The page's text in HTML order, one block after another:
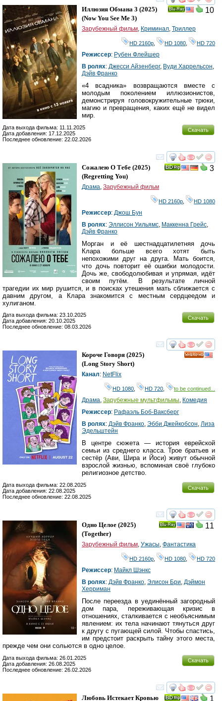
смотреть
10
Иллюзия Обмана 3 (2025)
(Now You See Me 3)
Зарубежный фильм Криминал Триллер
HD 2160р HD 1080 HD 720
Режиссер: Рубен Флейшер
В ролях: Джесси Айзенберг, Вуди Харрельсон
Дэйв Франко
«4 всадника» возвращаются вместе с
молодым поколением иллюзионистов,
демонстрируя головокружительные трюки,
магию и превращения, каких ещё не видел
мир.
Скачать
Дата выхода фильма: 11.11.2025
Дата добавления: 17.12.2025
Последнее обновление: 22.02.2026
смотреть
3
Сожалею О Тебе (2025)
(Regretting You)
Драма Зарубежный фильм
HD 2160р HD 1080
Режиссер: Джош Бун
В ролях: Эллисон Уильямс Маккенна Грейс
Дэйв Франко
Морган и её шестнадцатилетняя дочь
Клара больше всего хотят быть
непохожими друг на друга. Мать боится,
что дочь повторит её ошибки молодости.
Дочь же, свободолюбивая и упрямая, идёт
своим путём. В результате личной
трагедии их мир рушится, и в поисках утешения мать сближается с
давним другом, а Клара знакомится с местным сердцеедом и
хулиганом.
Скачать
Дата выхода фильма: 23.10.2025
Дата добавления: 20.10.2025
Последнее обновление: 08.03.2026
смотреть
Короче Говоря (2025)
(Long Story Short)
Канал: NetFlix
HD 1080 HD 720 to be continued...
Драма, Зарубежные мультфильмы, Комедия
Режиссер: Рафаэль Боб-Ваксберг
В ролях: Дэйв Франко, Эбби Джейкобсон, Лиза
Эдельштейн
В центре сюжета — история еврейской
семьи из среднего класса. Трое братьев и
сестёр (Ави, Шира и Йоси) живут обычной
взрослой жизнью, вспоминая своё глубоко
религиозное детство.
Скачать
Дата выхода фильма: 22.08.2025
Дата добавления: 22.08.2025
Последнее обновление: 22.08.2025
смотреть
11
Одно Целое (2025)
(Together)
Зарубежный фильм, Ужасы, Фантастика
HD 2160р HD 1080 HD 720
Режиссер: Майкл Шэнкс
В ролях: Дэйв Франко, Элисон Бри, Дэймон
Херриман
После переезда в уединённый загородный
дом пара, переживающая кризис в
отношениях, сталкивается с необъяснимым
явлением: их тела начинают тянуться друг
к другу с пугающей силой. Чтобы спастись,
им предстоит раскрыть тайну этого места,
прежде чем они сольются в одно целое.
Скачать
Дата выхода фильма: 26.01.2025
Дата добавления: 26.08.2025
Последнее обновление: 26.02.2026
смотреть
1
Любовь Истекает Кровью